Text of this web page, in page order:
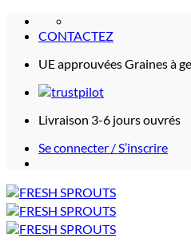
Passer
CONTACTEZ
UE approuvées Graines à
Livraison 3-6 jours ouvrés
Se connecter / S’inscrire